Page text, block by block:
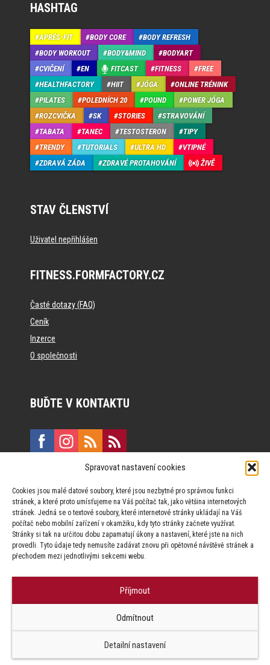
Spravovat nastavení cookies
Cookies jsou malé datové soubory, které jsou nezbytné pro správnou funkci
stránek, a které proto umísťujeme na Váš počítač tak, jako většina internetových
stránek. Jedná se o textové soubory, které internetové stránky ukládají na Váš
počítač nebo mobilní zařízení v okamžiku, kdy tyto stránky začnete využívat.
Stránky si tak na určitou dobu zapamatují úkony a nastavení, které jste na nich
provedli. Tyto údaje tedy nemusíte zadávat znovu při opětovné návštěvě stránek a
přechodem mezi jednotlivými sekcemi webu.
Příjmout
Odmítnout
Detailní nastavení
HASHTAG
APRÉS-FIT BODY CORE
BODY REFRESH
BODY WORKOUT
BODY&MIND
BODYART
CVIČENÍ
EN FITCAST FITNESS
FREE
HEALTHFACTORY
HIIT JÓGA
ONLINE TRÉNINK
PILATES
POLEDNÍCH 20 POUND
POWER JÓGA
ROZCVIČKA
SK STORIES
STRAVOVÁNÍ
TABATA
TANEC TESTOSTERON
TIPY
TRENDY
TUTORIALS ULTRA HD
VTIPNÉ
ZDRAVÁ ZÁDA
ZDRAVÉ PROTAHOVÁNÍ ŽIVĚ
STAV ČLENSTVÍ
Uživatel nepřihlášen
FITNESS.FORMFACTORY.CZ
Časté dotazy (FAQ)
Ceník
Inzerce
O společnosti
BUĎTE V KONTAKTU
Vinohradská 190, 130 00 Praha 3
Za publikovaný obsah odpovídají jednotliví autoři.
Factory s.r.o. zapovězeno.